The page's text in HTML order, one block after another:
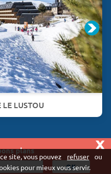
plans x
LE LUSTOU
n°790 591 572
site, vous pouvez refuser
ou
pour mieux vous servir.